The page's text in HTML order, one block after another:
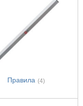
Правила (4)